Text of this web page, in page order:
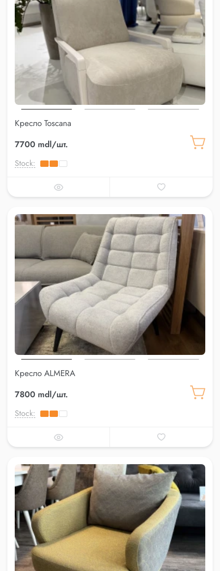
Кресло Toscana
7700 mdl/шт.
Stock:
Кресло ALMERA
7800 mdl/шт.
Stock: